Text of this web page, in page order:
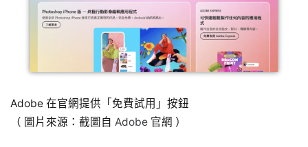
Adobe 在官網提供「免費試用」按鈕
（ 圖片來源：截圖自 Adobe 官網 ）